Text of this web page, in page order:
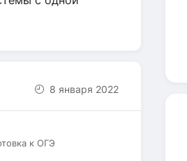
8 января 2022
к ОГЭ